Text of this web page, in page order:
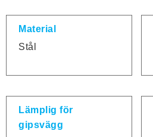
Material
Stål
Lämplig för
gipsvägg